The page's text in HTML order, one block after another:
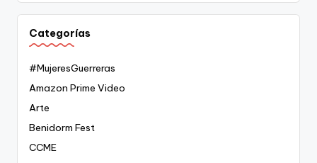
Categorías
#MujeresGuerreras
Amazon Prime Video
Arte
Benidorm Fest
CCME